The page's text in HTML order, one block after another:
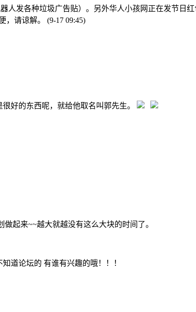
发各种垃圾广告贴）。另外华人小孩网正在发节日红
，请谅解。 (9-17 09:45)
好的东西呢，就给他取名叫郭先生。
起来~~越大就越没有这么大块的时间了。
道论坛的 有谁有兴趣的哦！！！